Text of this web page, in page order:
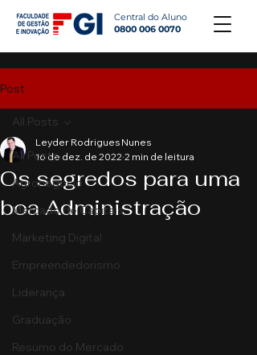
Central do Aluno
0800 006 0070
Post
All Posts
Agronegócio
Mercado de Capitais
Marketing Digital
Empreendedorismo
Liderança
Graduação
Resumo do Mercado
All Posts
Os segredos para uma
boa Administração
Leyder Rodrigues Nunes
16 de dez. de 2022 2 min de leitura